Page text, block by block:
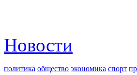
Новости
политика общество экономика спорт